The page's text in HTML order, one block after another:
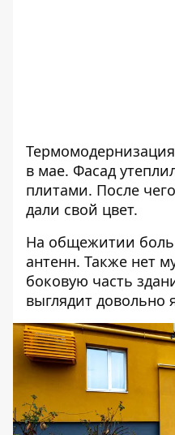
в мае. Фасад
плитами. После
дали свой цвет.
На общежитии
антенн. Также нет
боковую часть
выглядит довольно